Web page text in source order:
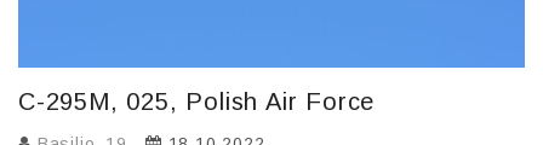
C-295M, 025, Polish Air Force